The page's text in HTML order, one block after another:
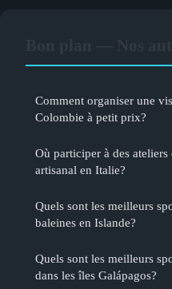
Comment organiser une
Colombie à petit prix?
Où participer à des
artisanal en Italie?
Quels sont les meilleurs
baleines en Islande?
Quels sont les meilleurs
dans les îles Galápagos?